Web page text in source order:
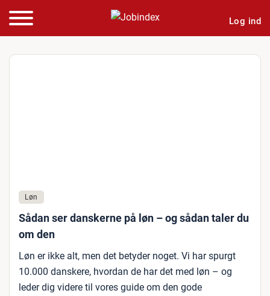
Log ind
Løn
Sådan ser danskerne på løn – og sådan taler du
om den
Løn er ikke alt, men det betyder noget. Vi har spurgt
10.000 danskere, hvordan de har det med løn – og
leder dig videre til vores guide om den gode